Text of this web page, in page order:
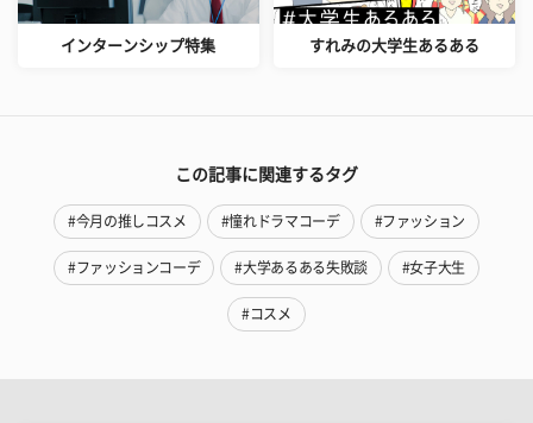
インターンシップ特集 すれみの大学生あるある
この記事に関連するタグ
#今月の推しコスメ #憧れドラマコーデ #ファッション
#ファッションコーデ #大学あるある失敗談 #女子大生
#コスメ